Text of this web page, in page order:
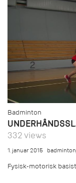
Badminton
332 views
1. januar 2015 badminton
Fysisk-motorisk